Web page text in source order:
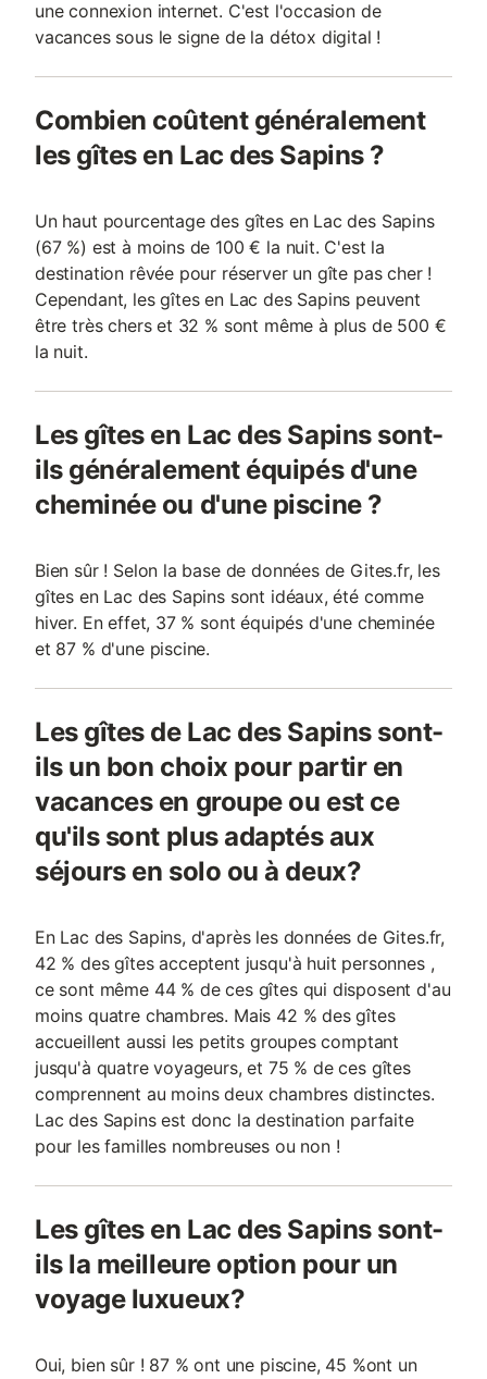
une connexion internet. C'est l'occasion de
vacances sous le signe de la détox digital !
Combien coûtent généralement
les gîtes en Lac des Sapins ?
Un haut pourcentage des gîtes en Lac des Sapins
(67 %) est à moins de 100 € la nuit. C'est la
destination rêvée pour réserver un gîte pas cher !
Cependant, les gîtes en Lac des Sapins peuvent
être très chers et 32 % sont même à plus de 500 €
la nuit.
Les gîtes en Lac des Sapins sont-
ils généralement équipés d'une
cheminée ou d'une piscine ?
Bien sûr ! Selon la base de données de Gites.fr, les
gîtes en Lac des Sapins sont idéaux, été comme
hiver. En effet, 37 % sont équipés d'une cheminée
et 87 % d'une piscine.
Les gîtes de Lac des Sapins sont-
ils un bon choix pour partir en
vacances en groupe ou est ce
qu'ils sont plus adaptés aux
séjours en solo ou à deux?
En Lac des Sapins, d'après les données de Gites.fr,
42 % des gîtes acceptent jusqu'à huit personnes ,
ce sont même 44 % de ces gîtes qui disposent d'au
moins quatre chambres. Mais 42 % des gîtes
accueillent aussi les petits groupes comptant
jusqu'à quatre voyageurs, et 75 % de ces gîtes
comprennent au moins deux chambres distinctes.
Lac des Sapins est donc la destination parfaite
pour les familles nombreuses ou non !
Les gîtes en Lac des Sapins sont-
ils la meilleure option pour un
voyage luxueux?
Oui, bien sûr ! 87 % ont une piscine, 45 %ont un